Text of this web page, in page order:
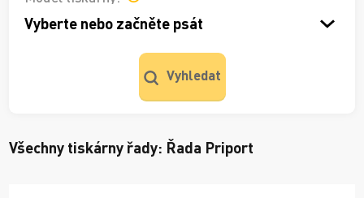
Vyberte nebo začněte psát
Vyhledat
Všechny tiskárny řady: Řada Priport